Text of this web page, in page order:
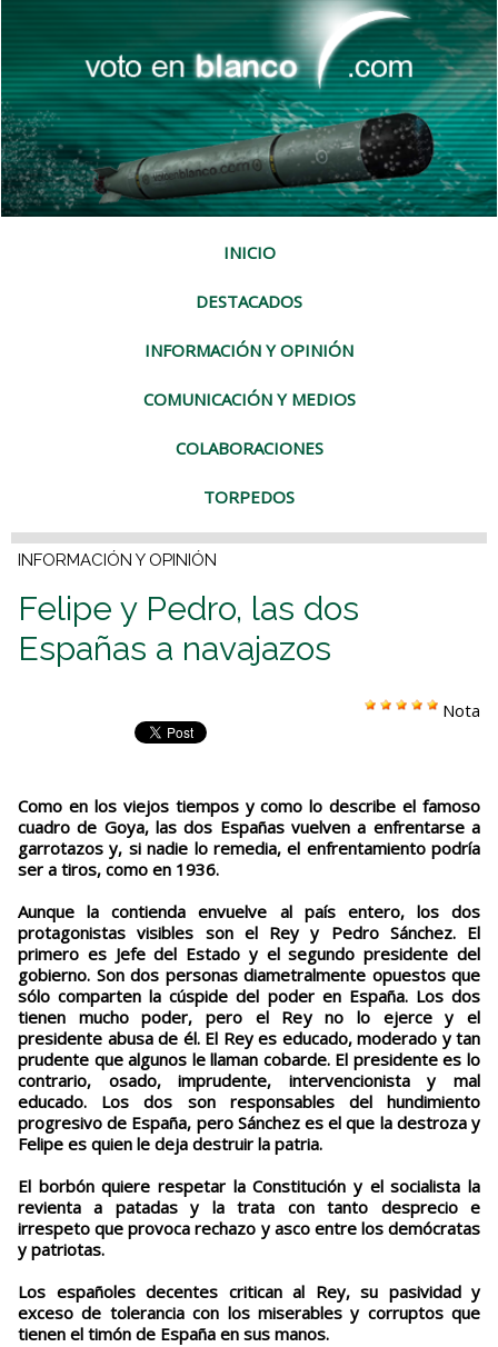
INICIO
DESTACADOS
INFORMACIÓN Y OPINIÓN
COMUNICACIÓN Y MEDIOS
COLABORACIONES
TORPEDOS
INFORMACIÓN Y OPINIÓN
Felipe y Pedro, las dos
Españas a navajazos
Nota
Como en los viejos tiempos y como lo describe el famoso
cuadro de Goya, las dos Españas vuelven a enfrentarse a
garrotazos y, si nadie lo remedia, el enfrentamiento podría
ser a tiros, como en 1936.
Aunque la contienda envuelve al país entero, los dos
protagonistas visibles son el Rey y Pedro Sánchez. El
primero es Jefe del Estado y el segundo presidente del
gobierno. Son dos personas diametralmente opuestos que
sólo comparten la cúspide del poder en España. Los dos
tienen mucho poder, pero el Rey no lo ejerce y el
presidente abusa de él. El Rey es educado, moderado y tan
prudente que algunos le llaman cobarde. El presidente es lo
contrario, osado, imprudente, intervencionista y mal
educado. Los dos son responsables del hundimiento
progresivo de España, pero Sánchez es el que la destroza y
Felipe es quien le deja destruir la patria.
El borbón quiere respetar la Constitución y el socialista la
revienta a patadas y la trata con tanto desprecio e
irrespeto que provoca rechazo y asco entre los demócratas
y patriotas.
Los españoles decentes critican al Rey, su pasividad y
exceso de tolerancia con los miserables y corruptos que
tienen el timón de España en sus manos.